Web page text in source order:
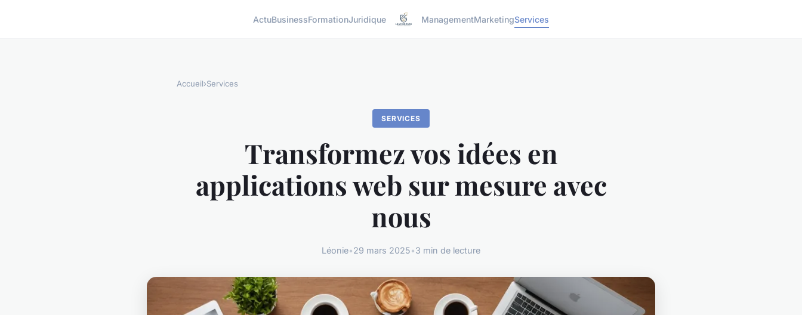
ActuBusinessFormationJuridique ManagementMarketingServices
Accueil›Services
SERVICES
Transformez vos idées en
applications web sur mesure avec
nous
Léonie•29 mars 2025•3 min de lecture